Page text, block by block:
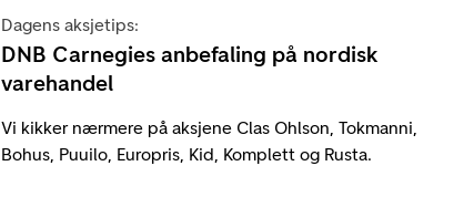
Dagens aksjetips:
DNB Carnegies anbefaling på nordisk
varehandel
Vi kikker nærmere på aksjene Clas Ohlson, Tokmanni,
Bohus, Puuilo, Europris, Kid, Komplett og Rusta.